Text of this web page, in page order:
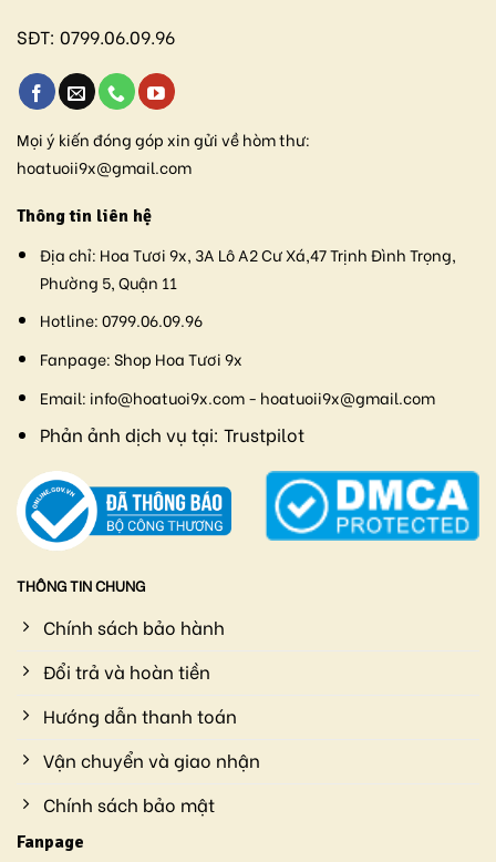
SĐT: 0799.06.09.96
Mọi ý kiến đóng góp xin gửi về hòm thư:
hoatuoii9x@gmail.com
Thông tin liên hệ
Địa chỉ: Hoa Tươi 9x, 3A Lô A2 Cư Xá,47 Trịnh Đình Trọng,
Phường 5, Quận 11
Hotline:0799.06.09.96
Fanpage:Shop Hoa Tươi 9x
Email: info@hoatuoi9x.com - hoatuoii9x@gmail.com
Phản ảnh dịch vụ tại: Trustpilot
THÔNG TIN CHUNG
Chính sách bảo hành
Đổi trả và hoàn tiền
Hướng dẫn thanh toán
Vận chuyển và giao nhận
Chính sách bảo mật
Fanpage